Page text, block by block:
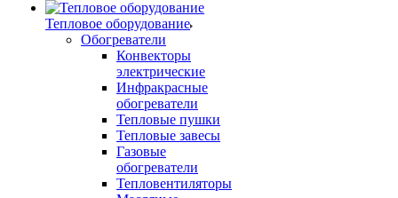
Тепловое оборудование
Обогреватели
Конвекторы
электрические
Инфракрасные
обогреватели
Тепловые пушки
Тепловые завесы
Газовые
обогреватели
Тепловентиляторы